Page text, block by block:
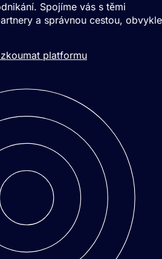
Spojíme vás s těmi
a správnou cestou, obvykle
platformu